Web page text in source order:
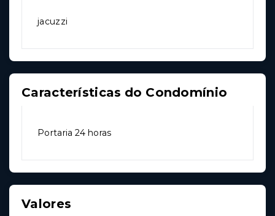
jacuzzi
Características do Condomínio
Portaria 24 horas
Valores